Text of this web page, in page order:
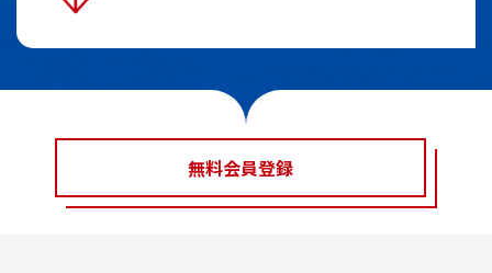
無料会員登録